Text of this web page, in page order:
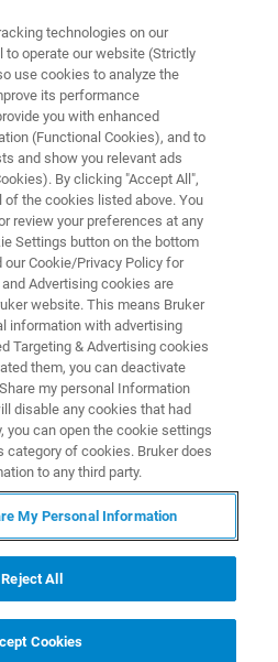
ー基礎講座と最
やナノインデンターでできる測
い方向けの、ナノインデンタ
在お使いの方や最新技術を調査
ンデンターの最新技術・製
プリケーション事例を交えな
30分）
technologies on our
to operate our website (Strictly
use cookies to analyze the
its performance
you with enhanced
(Functional Cookies), and to
and show you relevant ads
By clicking "Accept All",
the cookies listed above. You
review your preferences at any
Settings button on the bottom
our Cookie/Privacy Policy for
Advertising cookies are
website. This means Bruker
information with advertising
Targeting & Advertising cookies
them, you can deactivate
my personal Information
disable any cookies that had
you can open the cookie settings
category of cookies. Bruker does
to any third party.
My Personal Information
Reject All
Cookies